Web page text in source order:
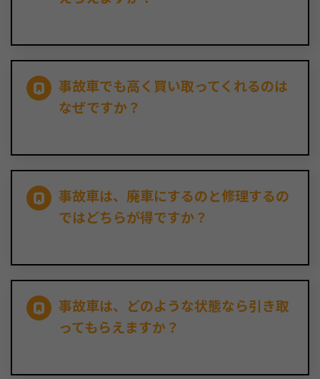
事故車でも高く買い取ってくれるのは
なぜですか？
事故車は、廃車にするのと修理するの
ではどちらが得ですか？
事故車は、どのような状態なら引き取
ってもらえますか？